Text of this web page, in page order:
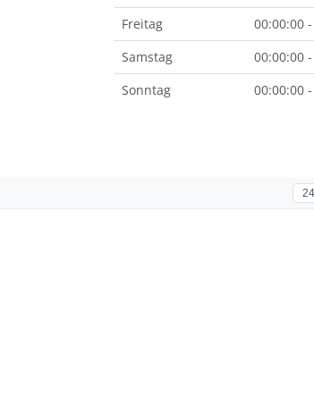
Freitag
00:00:00
Samstag
00:00:00
Sonntag
00:00:00